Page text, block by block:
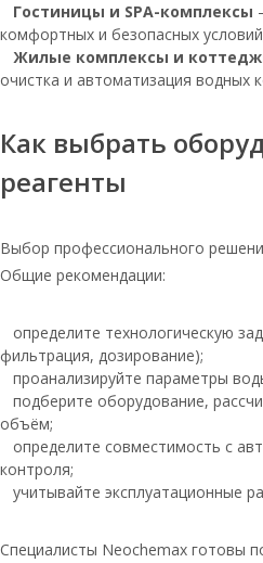
Тульская соль 25 кг
Соль
Соль
Соль таблетированная
таблетированная
Тульская соль
Мозырьсоль
25кг
Соль для очистки
Таблетированная
Гостиницы и SPA-комплексы
комфортных и безопасных
Жилые комплексы и
очистка и автоматизация водных
Как выбрать
реагенты
Выбор профессионального
Общие рекомендации:
определите технологическую
фильтрация, дозирование);
проанализируйте параметры
подберите оборудование,
объём;
определите совместимость с
контроля;
учитывайте эксплуатационные
Специалисты Neochemax готовы